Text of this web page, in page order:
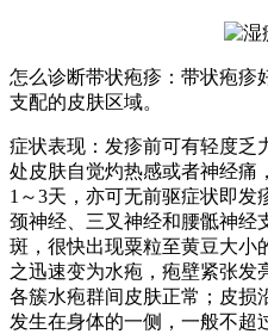
怎么诊断带状疱疹：带状疱疹
支配的皮肤区域。
症状表现：发疹前可有轻度乏
处皮肤自觉灼热感或者神经痛
1～3天，亦可无前驱症状即发
颈神经、三叉神经和腰骶神经
斑，很快出现粟粒至黄豆大小
之迅速变为水疱，疱壁紧张发
各簇水疱群间皮肤正常；皮损
发生在身体的一侧，一般不超